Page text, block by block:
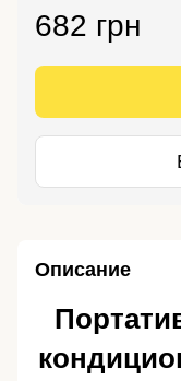
682 грн
Описание